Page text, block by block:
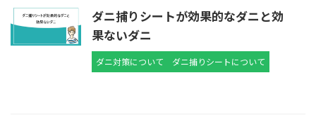
ダニ捕りシートが効果的なダニと効
果ないダニ
ダニ対策について ダニ捕りシートについて